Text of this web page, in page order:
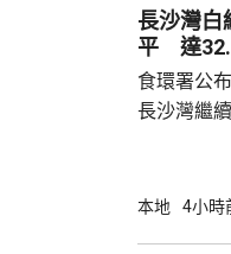
警方回覆
續時，拒
查仍在進
長沙灣白
平 達
食環署公
長沙灣繼
布廣泛；
本地 4小時